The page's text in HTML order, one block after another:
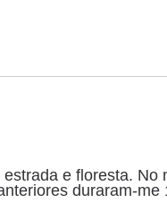
e floresta.
duraram-me